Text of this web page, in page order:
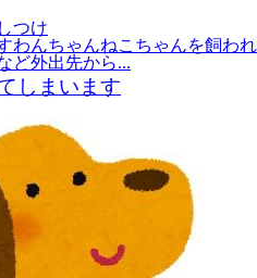
つけ
わんちゃんねこちゃんを飼われ
ど外出先から...
しまいます